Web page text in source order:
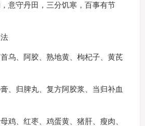
意守丹田，三分饥寒，百事有节
乌、阿胶、熟地黄、枸杞子、黄芪
、归脾丸、复方阿胶浆、当归补血
鸡、红枣、鸡蛋黄、猪肝、瘦肉、